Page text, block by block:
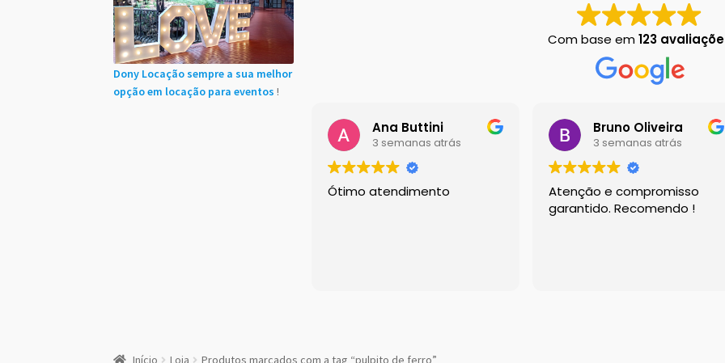
Instagram feedLogoPrice table
Dony Locação sempre a sua melhor
opção em locação para eventos !
Com base em123
Ana Buttini
3 semanas atrás
Ótimo atendimento
Bruno Oliveira
3 semanas atrás
Atenção e compromisso
garantido. Recomendo !
Início Loja Produtos marcados com a tag “pulpito de ferro”